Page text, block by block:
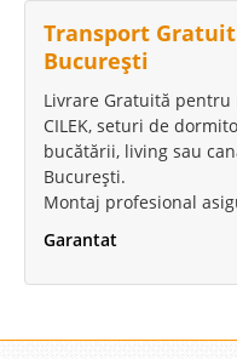
Transport Gratuit
București
Livrare Gratuită pentru
CILEK, seturi de
bucătării, living sau
București.
Montaj profesional
Garantat